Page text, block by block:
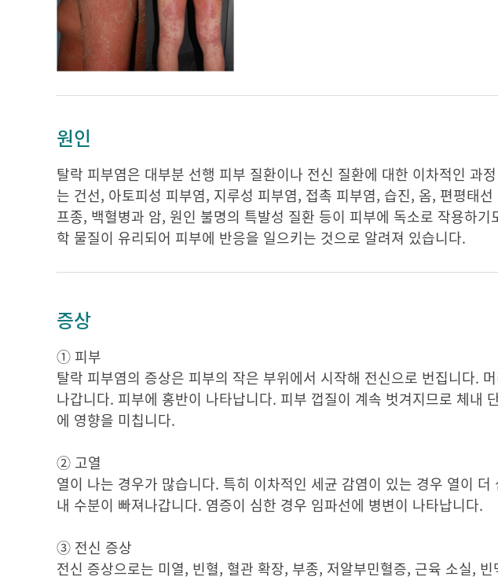
원인
탈락 피부염은 대부분 선행 피부 질환이나 전신 질환에 대한 이차적인 과
는 건선, 아토피성 피부염, 지루성 피부염, 접촉 피부염, 습진, 옴, 편평태
프종, 백혈병과 암, 원인 불명의 특발성 질환 등이 피부에 독소로 작용하
학 물질이 유리되어 피부에 반응을 일으키는 것으로 알려져 있습니다.
증상
① 피부
탈락 피부염의 증상은 피부의 작은 부위에서 시작해 전신으로 번집니다.
나갑니다. 피부에 홍반이 나타납니다. 피부 껍질이 계속 벗겨지므로 체내
에 영향을 미칩니다.
② 고열
열이 나는 경우가 많습니다. 특히 이차적인 세균 감염이 있는 경우 열이
내 수분이 빠져나갑니다. 염증이 심한 경우 임파선에 병변이 나타납니다.
③ 전신 증상
전신 증상으로는 미열, 빈혈, 혈관 확장, 부종, 저알부민혈증, 근육 소실,